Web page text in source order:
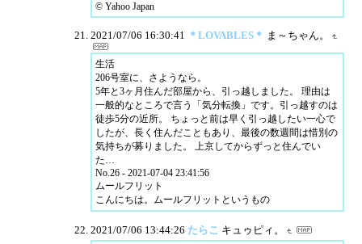
© Yahoo Japan
2021/07/06 16:30:41 ＊LOVABLES＊ ま～ちゃん。
生活
206号室に、さようなら。
5年と3ヶ月住んだ部屋から、引っ越しました。 理由は
一般的なところで言う「気分転換」です。引っ越すのは
徒歩5分の近所。 ちょっと前は早く引っ越したい一心で
したが、長く住んだこともあり、最後の数週間は惜別の
気持ちが募りました。 上京してからずっと住んでい
た…
No.26 - 2021-07-04 23:41:56
ムールフリット
こんにちは。ムールフリットというもの
2021/07/06 13:44:26 たらこ キュゥピィ。